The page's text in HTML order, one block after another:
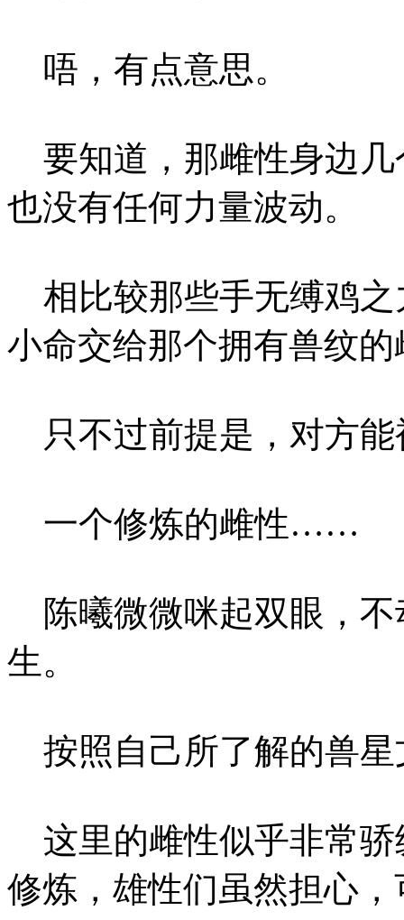
唔，有点意思。
要知道，那雌性身边几
也没有任何力量波动。
相比较那些手无缚鸡之
小命交给那个拥有兽纹的
只不过前提是，对方能
一个修炼的雌性……
陈曦微微咪起双眼，不
生。
按照自己所了解的兽星
这里的雌性似乎非常骄
修炼，雄性们虽然担心